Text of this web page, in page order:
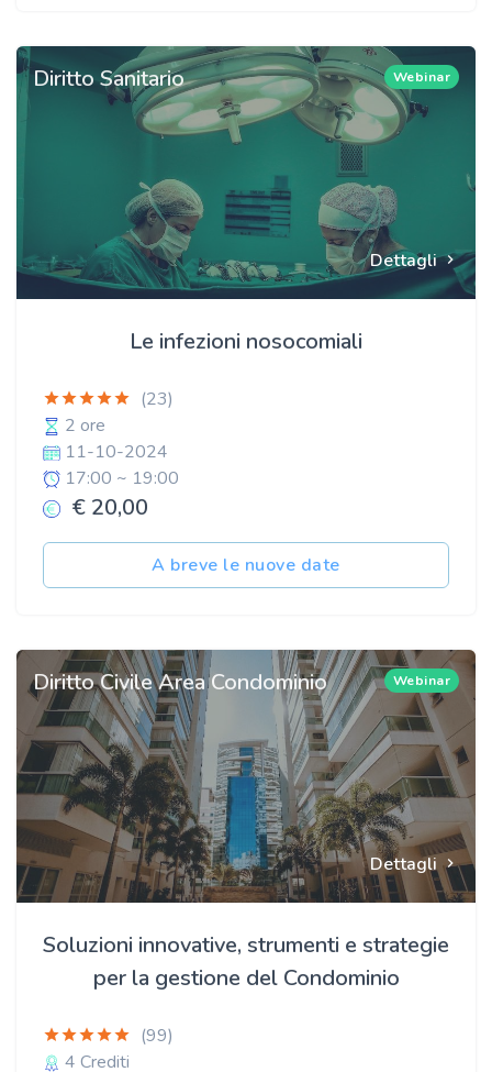
Dettagli
Diritto Sanitario Webinar
Le infezioni nosocomiali
(23)
2 ore
11-10-2024
17:00 ~ 19:00
€ 20,00
A breve le nuove date
Dettagli
Diritto Civile Area Condominio Webinar
Soluzioni innovative, strumenti e strategie
per la gestione del Condominio
(99)
4 Crediti